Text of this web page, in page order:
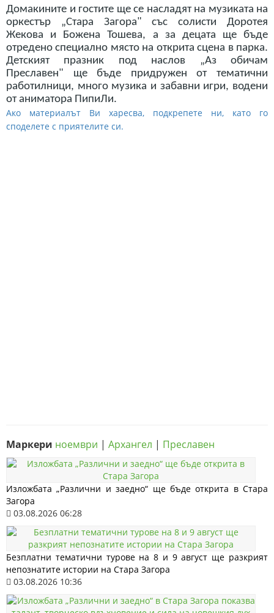
Домакините и гостите ще се насладят на музиката на
оркестър „Стара Загора" със солисти Доротея
Жекова и Божена Тошева, а за децата ще бъде
отредено специално място на открита сцена в парка.
Детският празник под наслов „Аз обичам
Преславен" ще бъде придружен от тематични
работилници, много музика и забавни игри, водени
от аниматора ПипиЛи.
Ако материалът Ви харесва, подкрепете ни, като го
споделете с приятелите си.
Маркери ноември | Архангел | Преславен
Изложбата „Различни и заедно“ ще бъде открита в Стара
Загора
03.08.2026 06:28
Безплатни тематични турове на 8 и 9 август ще разкрият
непознатите истории на Стара Загора
03.08.2026 10:36